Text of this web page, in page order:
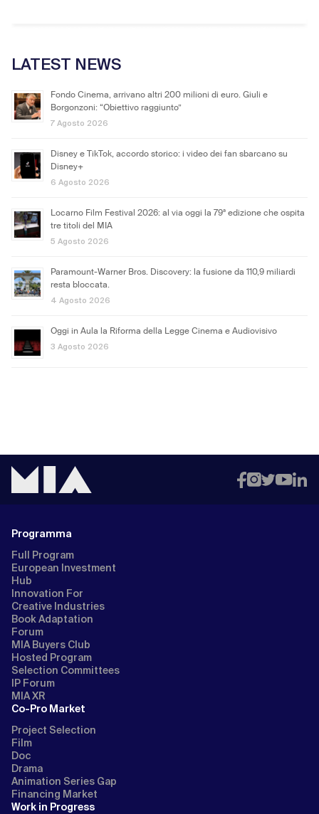
LATEST NEWS
Fondo Cinema, arrivano altri 200 milioni di euro. Giuli e
Borgonzoni: “Obiettivo raggiunto”
7 Agosto 2026
Disney e TikTok, accordo storico: i video dei fan sbarcano su
Disney+
6 Agosto 2026
Locarno Film Festival 2026: al via oggi la 79ª edizione che ospita
tre titoli del MIA
5 Agosto 2026
Paramount-Warner Bros. Discovery: la fusione da 110,9 miliardi
resta bloccata.
4 Agosto 2026
Oggi in Aula la Riforma della Legge Cinema e Audiovisivo
3 Agosto 2026
Programma
Full Program
European Investment
Hub
Innovation For
Creative Industries
Book Adaptation
Forum
MIA Buyers Club
Hosted Program
Selection Committees
IP Forum
MIA XR
Co-Pro Market
Project Selection
Film
Doc
Drama
Animation Series Gap
Financing Market
Work in Progress